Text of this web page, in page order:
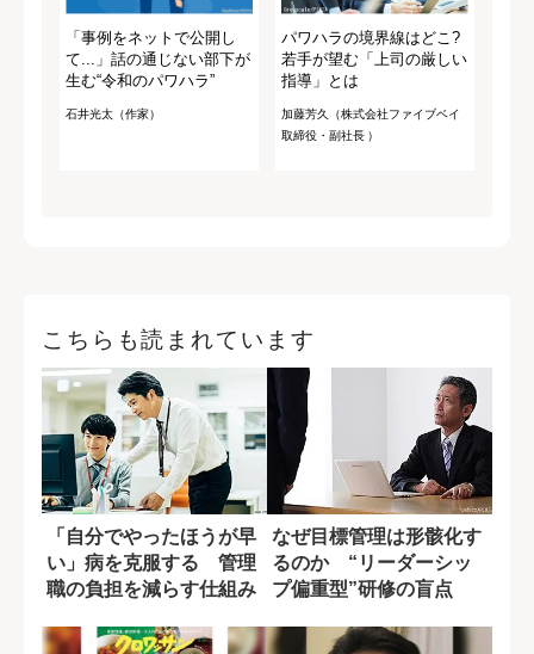
「事例をネットで公開し
て...」話の通じない部下が
生む“令和のパワハラ”
石井光太（作家）
パワハラの境界線はどこ?
若手が望む「上司の厳しい
指導」とは
加藤芳久（株式会社ファイブベイ
取締役・副社長 ）
こちらも読まれています
「自分でやったほうが早
い」病を克服する 管理
職の負担を減らす仕組み
なぜ目標管理は形骸化す
るのか “リーダーシッ
プ偏重型”研修の盲点